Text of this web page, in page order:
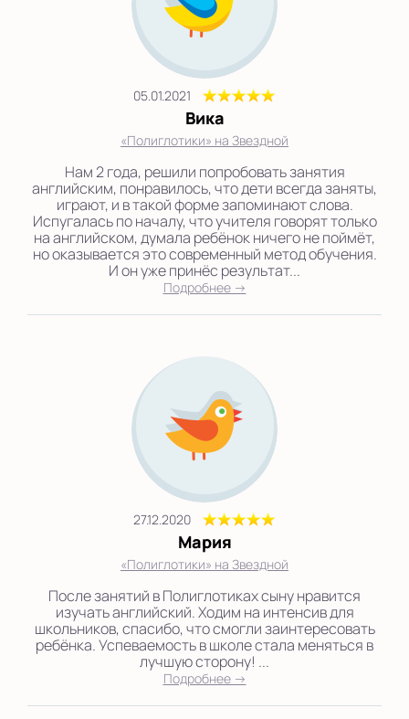
05.01.2021
Вика
«Полиглотики» на Звездной
Нам 2 года, решили попробовать занятия
английским, понравилось, что дети всегда заняты,
играют, и в такой форме запоминают слова.
Испугалась по началу, что учителя говорят только
на английском, думала ребёнок ничего не поймёт,
но оказывается это современный метод обучения.
И он уже принёс результат...
Подробнее →
27.12.2020
Мария
«Полиглотики» на Звездной
После занятий в Полиглотиках сыну нравится
изучать английский. Ходим на интенсив для
школьников, спасибо, что смогли заинтересовать
ребёнка. Успеваемость в школе стала меняться в
лучшую сторону! ...
Подробнее →